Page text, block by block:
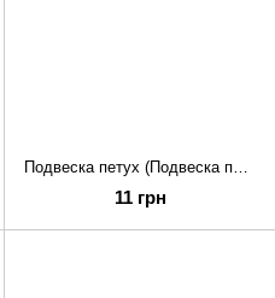
Подвеска петух (Подвеска петух)
11 грн